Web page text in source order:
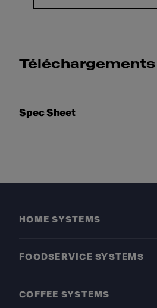
Téléchargements
Spec Sheet
HOME SYSTEMS
FOODSERVICE SYSTEMS
COFFEE SYSTEMS